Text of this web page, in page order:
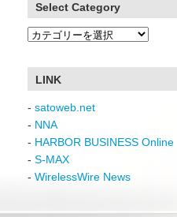
Select Category
Select
LINK
- satoweb.net
- NNA
- HARBOR BUSINESS Online
- S-MAX
- WirelessWire News